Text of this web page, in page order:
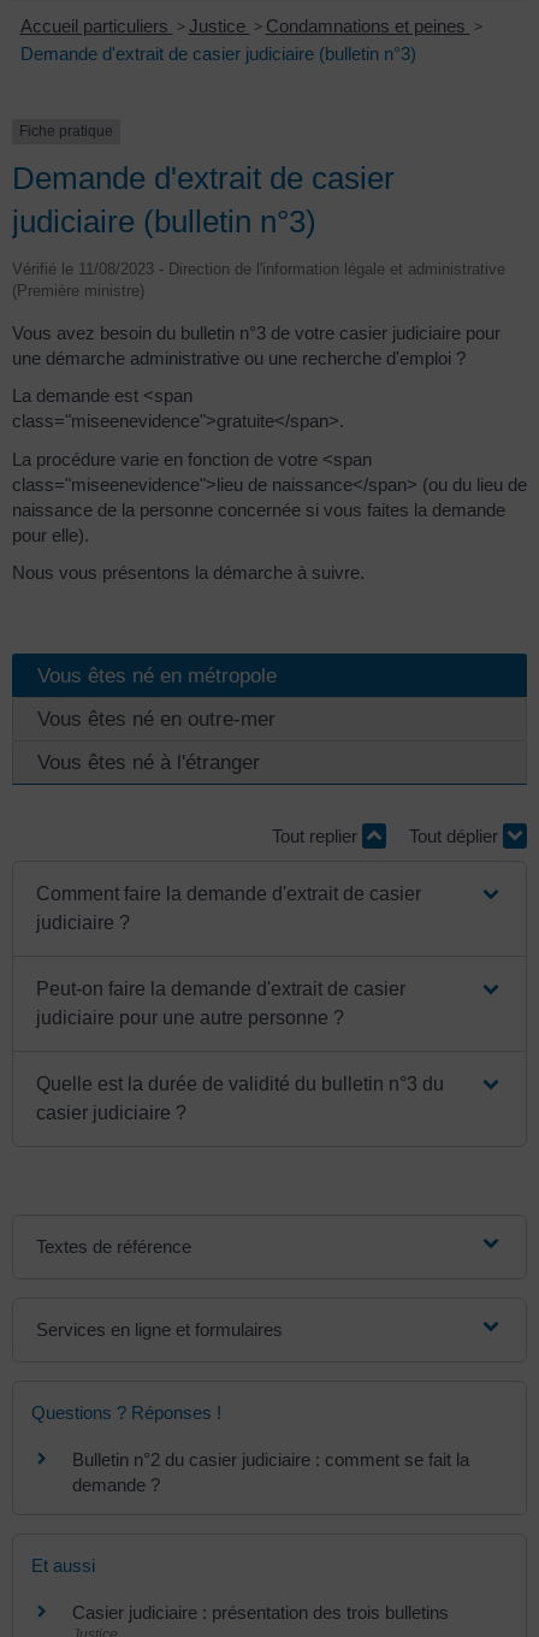
Accueil particuliers > Justice > Condamnations et peines >
Demande d'extrait de casier judiciaire (bulletin n°3)
Fiche pratique
Demande d'extrait de casier
judiciaire (bulletin n°3)
Vérifié le 11/08/2023 - Direction de l'information légale et administrative
(Première ministre)
Vous avez besoin du bulletin n°3 de votre casier judiciaire pour
une démarche administrative ou une recherche d'emploi ?
La demande est <span
class="miseenevidence">gratuite</span>.
La procédure varie en fonction de votre <span
class="miseenevidence">lieu de naissance</span> (ou du lieu de
naissance de la personne concernée si vous faites la demande
pour elle).
Nous vous présentons la démarche à suivre.
Vous êtes né en métropole
Vous êtes né en outre-mer
Vous êtes né à l'étranger
Tout replier Tout déplier
Comment faire la demande d'extrait de casier
judiciaire ?
Peut-on faire la demande d'extrait de casier
judiciaire pour une autre personne ?
Quelle est la durée de validité du bulletin n°3 du
casier judiciaire ?
Textes de référence
Services en ligne et formulaires
Questions ? Réponses !
Bulletin n°2 du casier judiciaire : comment se fait la
demande ?
Et aussi
Casier judiciaire : présentation des trois bulletins